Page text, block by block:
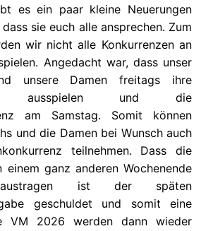
es ein paar kleine Neuerungen
sie euch alle ansprechen. Zum
wir nicht alle Konkurrenzen an
Angedacht war, dass unser
unsere Damen freitags ihre
ausspielen und die
am Samstag. Somit können
und die Damen bei Wunsch auch
teilnehmen. Dass die
einem ganz anderen Wochenende
ist der späten
geschuldet und somit eine
VM 2026 werden dann wieder